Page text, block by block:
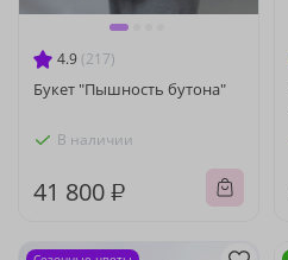
4.9 (217)
Букет "Пышность бутона"
В наличии
41 800 ₽